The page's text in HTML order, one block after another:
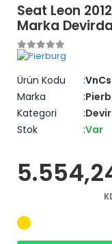
Seat Leon
Marka
Ürün Kodu
Marka
Kategori
Stok
Var